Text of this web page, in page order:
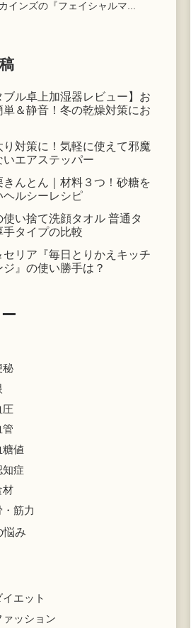
カインズの『フェイシャルマ...
ブル卓上加湿器レビュー】お
単＆静音！冬の乾燥対策にお
り対策に！気軽に使えて邪魔
いエアステッパー
きんとん｜材料３つ！砂糖を
ヘルシーレシピ
使い捨て洗顔タオル 普通タ
手タイプの比較
セリア『毎日とりかえキッチ
ジ』の使い勝手は？
秘
圧
管
糖値
知症
材
・筋力
悩み
イエット
ァッション